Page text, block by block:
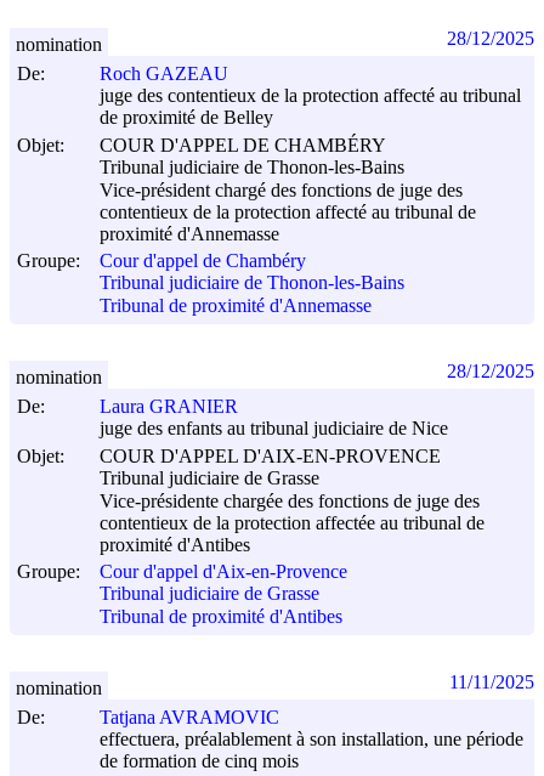
De:
Roch GAZEAU
juge des contentieux de la protection affecté au tribunal
de proximité de Belley
Objet:
COUR D'APPEL DE CHAMBÉRY
Tribunal judiciaire de Thonon-les-Bains
Vice-président chargé des fonctions de juge des
contentieux de la protection affecté au tribunal de
proximité d'Annemasse
Groupe:
Cour d'appel de Chambéry
Tribunal judiciaire de Thonon-les-Bains
Tribunal de proximité d'Annemasse
nomination 28/12/2025
De:
Laura GRANIER
juge des enfants au tribunal judiciaire de Nice
Objet:
COUR D'APPEL D'AIX-EN-PROVENCE
Tribunal judiciaire de Grasse
Vice-présidente chargée des fonctions de juge des
contentieux de la protection affectée au tribunal de
proximité d'Antibes
Groupe:
Cour d'appel d'Aix-en-Provence
Tribunal judiciaire de Grasse
Tribunal de proximité d'Antibes
nomination 28/12/2025
De:
Tatjana AVRAMOVIC
effectuera, préalablement à son installation, une période
de formation de cinq mois
nomination 11/11/2025